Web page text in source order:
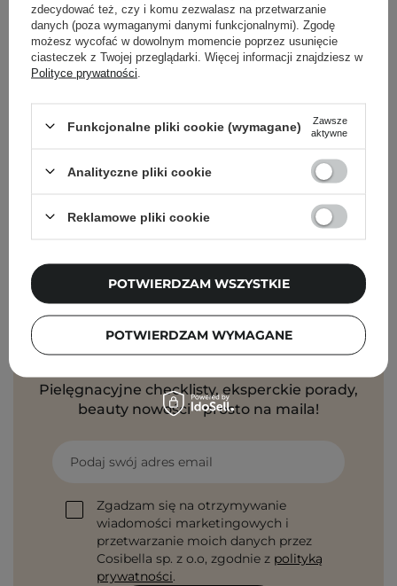
Torriden - Dive-In For Men All In One - Nawilżająca
Newsletter Cosibella
Pielęgnacyjne checklisty, eksperckie porady,
beauty nowości - prosto na maila!
Podaj swój adres email
Zgadzam się na otrzymywanie
wiadomości marketingowych i
przetwarzanie moich danych przez
Cosibella sp. z o.o, zgodnie z polityką
prywatności.
zdecydować też, czy i komu zezwalasz na przetwarzanie
danych (poza wymaganymi danymi funkcjonalnymi). Zgodę
możesz wycofać w dowolnym momencie poprzez usunięcie
ciasteczek z Twojej przeglądarki. Więcej informacji znajdziesz w
Polityce prywatności
Funkcjonalne pliki cookie (wymagane)
Zawsze
aktywne
Analityczne pliki cookie
Reklamowe pliki cookie
POTWIERDZAM WYMAGANE
POTWIERDZAM WSZYSTKIE